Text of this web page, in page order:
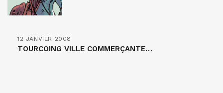
12 JANVIER 2008
TOURCOING VILLE COMMERÇANTE…